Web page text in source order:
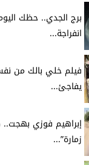
انفراجة...
فيلم خلي بالك من
يفاجئ...
إبراهيم فوزي بهجت..
زمارة”...